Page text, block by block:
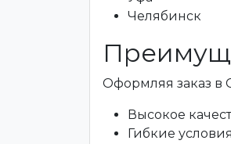
Челябинск
Оформляя заказ в
Высокое
Гибкие